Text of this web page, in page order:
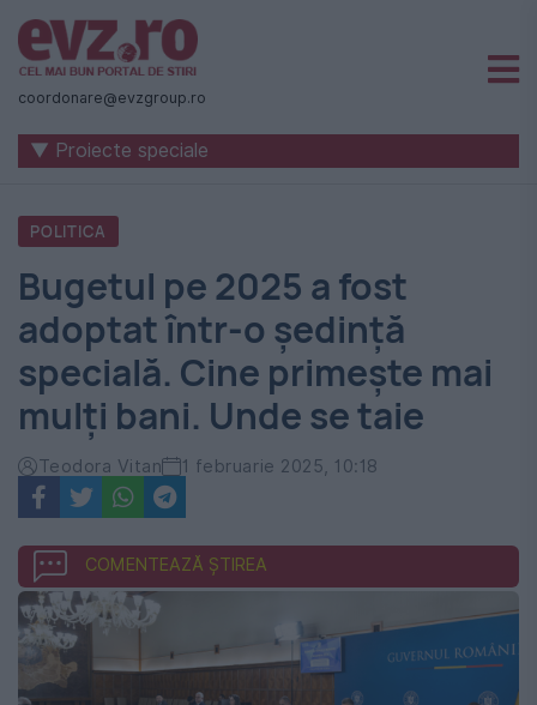
Știri
naționale
internaționale
România
-
Evenimentul
Zilei
coordonare@evzgroup.ro
▼ Proiecte speciale
POLITICA
Bugetul pe 2025 a fost
adoptat într-o ședință
specială. Cine primește mai
mulți bani. Unde se taie
Teodora Vitan 1 februarie 2025, 10:18
COMENTEAZĂ ȘTIREA